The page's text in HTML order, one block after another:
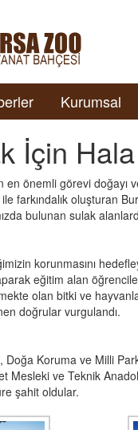
Kurumsal
İçin Hala
en önemli görevi doğayı
farkındalık oluşturan
bulunan sulak
korunmasını
eğitim alan
olan bitki ve
doğrular vurgulandı.
Doğa Koruma ve Milli
Mesleki ve Teknik
şahit oldular.